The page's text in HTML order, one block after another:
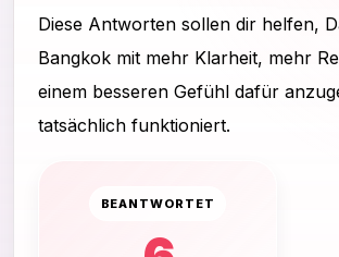
Diese Antworten sollen dir helfen,
Bangkok mit mehr Klarheit, mehr
einem besseren Gefühl dafür
tatsächlich funktioniert.
BEANTWORTET